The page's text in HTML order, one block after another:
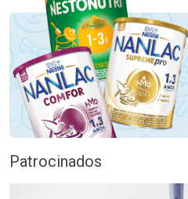
Patrocinados